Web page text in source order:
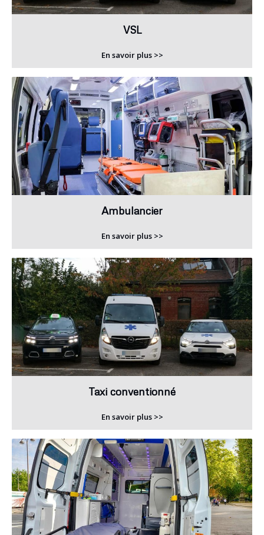
VSL
En savoir plus >>
Ambulancier
En savoir plus >>
Taxi conventionné
En savoir plus >>